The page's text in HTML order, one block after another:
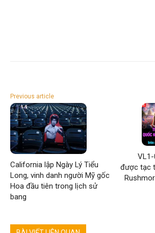
Previous article
California lập Ngày Lý Tiểu
Long, vinh danh người Mỹ gốc
Hoa đầu tiên trong lịch sử
bang
VL1-
được tạc